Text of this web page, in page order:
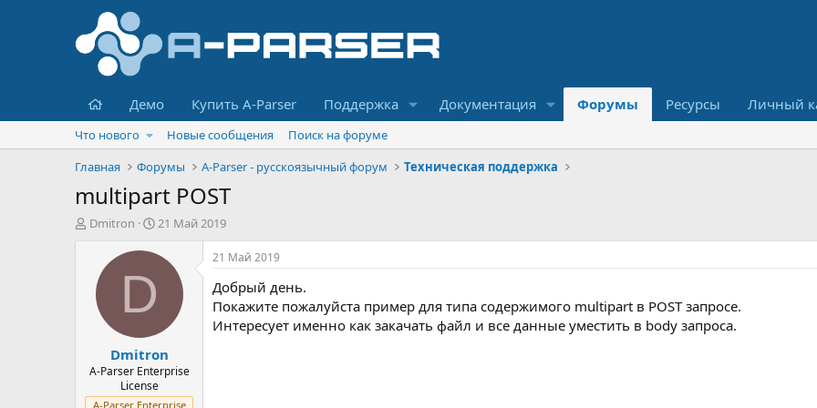
Главная
Демо Купить A-Parser Поддержка Документация Форумы Ресурсы Личный
Что нового Новые сообщения
Поиск на форуме
Главная
Форумы A-Parser - русскоязычный форум Техническая поддержка
multipart POST
А
Dmitron
Д
т
а
л
а
21 Май 2019
D
Dmitron
A-Parser Enterprise
License
A-Parser Enterprise
21 Май 2019
Добрый день.
Покажите пожалуйста пример для типа содержимого multipart в POST запросе.
Интересует именно как закачать файл и все данные уместить в body запроса.